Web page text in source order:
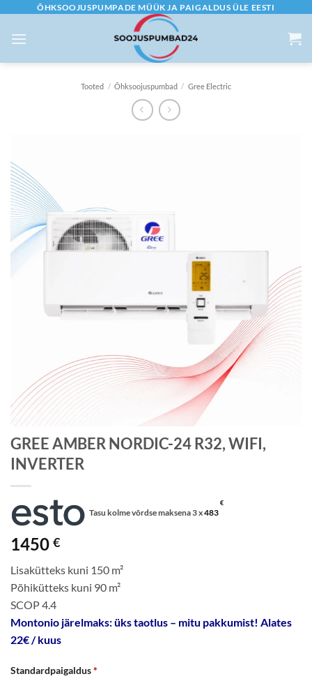
content
ÕHKSOOJUSPUMPADE MÜÜK JA PAIGALDUS ÜLE EESTI
Tooted / Õhksoojuspumbad / Gree Electric
GREE AMBER NORDIC-24 R32, WIFI,
INVERTER
Tasu kolme võrdse maksena 3 x483
€
1450 €
Lisakütteks kuni 150 m²
Põhikütteks kuni 90 m²
SCOP 4.4
Montonio järelmaks: üks taotlus – mitu pakkumist! Alates
22€ / kuus
Standardpaigaldus*